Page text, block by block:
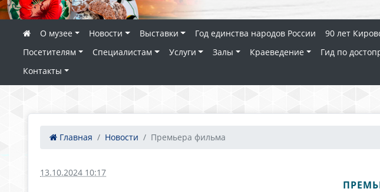
О музее Новости Выставки Год единства народов России 90 лет
Посетителям
Специалистам Услуги Залы Краеведение Гид по
Контакты
Главная Новости Премьера фильма
13.10.2024 10:17